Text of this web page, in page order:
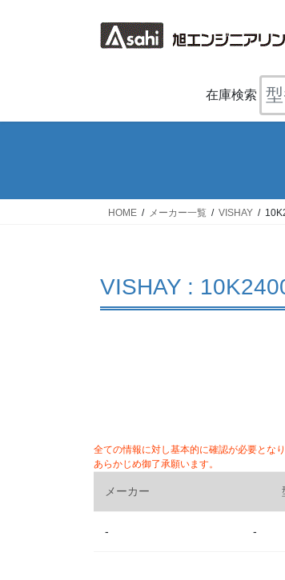
ス
ン
在庫検索
HOME メーカー一覧 VISHAY
VISHAY :
全ての情報に対し基本的に確認が必要とな
あらかじめ御了承願います。
メーカー
- -